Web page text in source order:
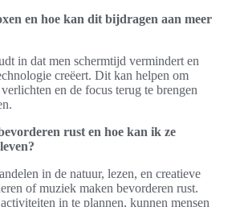
en hoe kan dit bijdragen aan meer
in dat men schermtijd vermindert en
creëert. Dit kan helpen om
en de focus terug te brengen
rust en hoe kan ik ze
in de natuur, lezen, en creatieve
of muziek maken bevorderen rust.
in te plannen, kunnen mensen